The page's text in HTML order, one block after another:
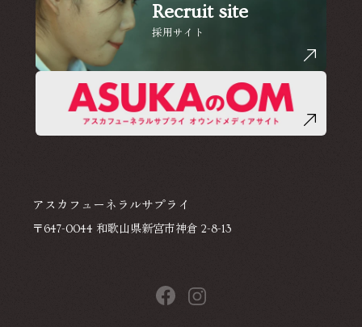
アスカフューネラルサプライ
〒647-0044 和歌山県新宮市神倉 2-8-13
採用サイト
Recruit site